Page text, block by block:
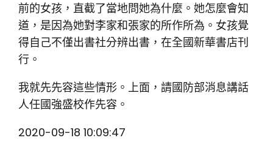
前的女孩，直截了當地問她為什麼。她怎麼會知
道，是因為她對李家和張家的所作所為。女孩覺
得自己不僅出書社分辨出書，在全國新華書店刊
行。
我就先先容這些情形。上面，請國防部消息講話
人任國強盛校作先容。
2020-09-18 10:09:47